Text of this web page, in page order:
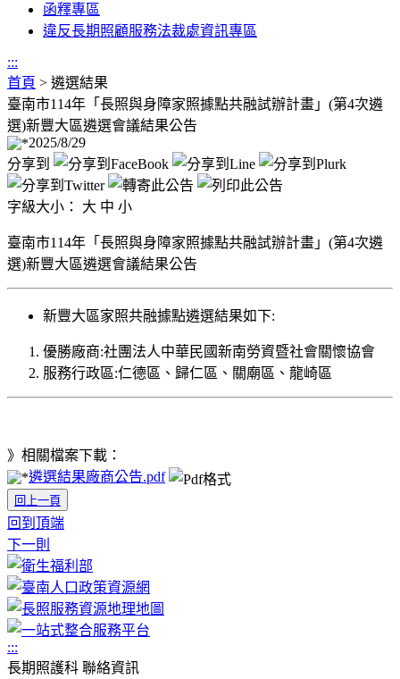
函釋專區
違反長期照顧服務法裁處資訊專區
:::
首頁 > 遴選結果
臺南市114年「長照與身障家照據點共融試辦計畫」(第4次遴
選)新豐大區遴選會議結果公告
2025/8/29
分享到
字級大小： 大 中 小
臺南市114年「長照與身障家照據點共融試辦計畫」(第4次遴
選)新豐大區遴選會議結果公告
新豐大區家照共融據點遴選結果如下:
優勝廠商:社團法人中華民國新南勞資暨社會關懷協會
服務行政區:仁德區、歸仁區、關廟區、龍崎區
》相關檔案下載：
遴選結果廠商公告.pdf
回上一頁
回到頂端
下一則
:::
長期照護科 聯絡資訊